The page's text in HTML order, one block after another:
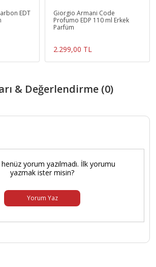
EDT
Giorgio Armani Code
Profumo EDP 110 ml Erkek
Parfüm
2.299,00 TL
& Değerlendirme (0)
yorum yazılmadı. İlk yorumu
yazmak ister misin?
Yorum Yaz